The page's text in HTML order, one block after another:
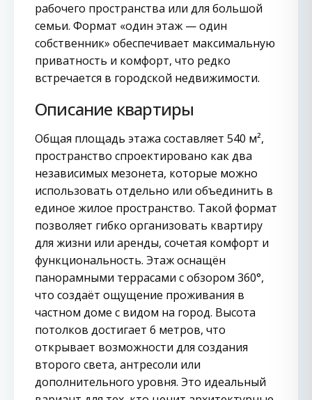
рабочего пространства или для большой
семьи. Формат «один этаж — один
собственник» обеспечивает максимальную
приватность и комфорт, что редко
встречается в городской недвижимости.
Описание квартиры
Общая площадь этажа составляет 540 м²,
пространство спроектировано как два
независимых мезонета, которые можно
использовать отдельно или объединить в
единое жилое пространство. Такой формат
позволяет гибко организовать квартиру
для жизни или аренды, сочетая комфорт и
функциональность. Этаж оснащён
панорамными террасами с обзором 360°,
что создаёт ощущение проживания в
частном доме с видом на город. Высота
потолков достигает 6 метров, что
открывает возможности для создания
второго света, антресоли или
дополнительного уровня. Это идеальный